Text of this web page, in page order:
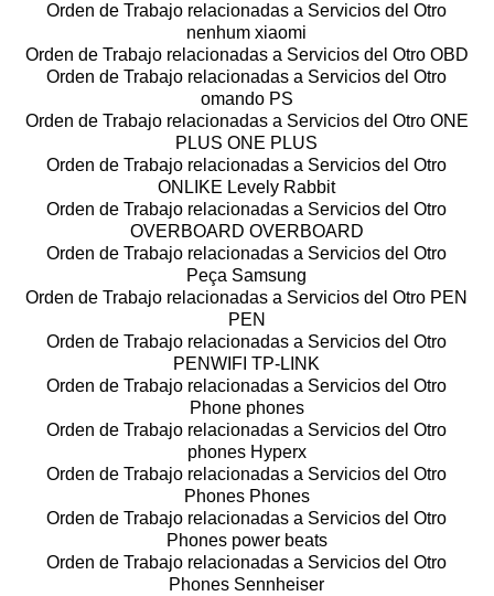
Orden de Trabajo relacionadas a Servicios del Otro
nenhum xiaomi
Orden de Trabajo relacionadas a Servicios del Otro OBD
Orden de Trabajo relacionadas a Servicios del Otro
omando PS
Orden de Trabajo relacionadas a Servicios del Otro ONE
PLUS ONE PLUS
Orden de Trabajo relacionadas a Servicios del Otro
ONLIKE Levely Rabbit
Orden de Trabajo relacionadas a Servicios del Otro
OVERBOARD OVERBOARD
Orden de Trabajo relacionadas a Servicios del Otro
Peça Samsung
Orden de Trabajo relacionadas a Servicios del Otro PEN
PEN
Orden de Trabajo relacionadas a Servicios del Otro
PENWIFI TP-LINK
Orden de Trabajo relacionadas a Servicios del Otro
Phone phones
Orden de Trabajo relacionadas a Servicios del Otro
phones Hyperx
Orden de Trabajo relacionadas a Servicios del Otro
Phones Phones
Orden de Trabajo relacionadas a Servicios del Otro
Phones power beats
Orden de Trabajo relacionadas a Servicios del Otro
Phones Sennheiser